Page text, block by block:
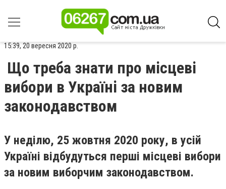
15:39, 20 вересня 2020 р.
Що треба знати про місцеві
вибори в Україні за новим
законодавством
У неділю, 25 жовтня 2020 року, в усій
Україні відбудуться перші місцеві вибори
за новим виборчим законодавством.